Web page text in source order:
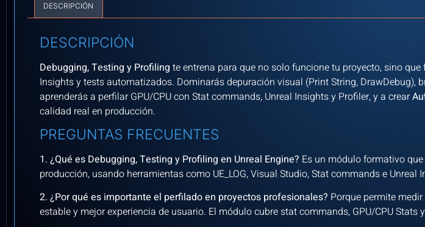
DESCRIPCIÓN
DESCRIPCIÓN
Debugging, Testing y Profiling te entrena para que no solo funcione tu proyecto, sino
Insights y tests automatizados. Dominarás depuración visual (Print String,
aprenderás a perfilar GPU/CPU con Stat commands, Unreal Insights y Profiler, y a crear
calidad real en producción.
PREGUNTAS FRECUENTES
1. ¿Qué es Debugging, Testing y Profiling en Unreal Engine? Es un módulo formativo
producción, usando herramientas como UE_LOG, Visual Studio, Stat commands e Unreal
2. ¿Por qué es importante el perfilado en proyectos profesionales? Porque permite
estable y mejor experiencia de usuario. El módulo cubre stat commands, GPU/CPU Stats